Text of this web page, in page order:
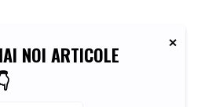
NOI ARTICOLE